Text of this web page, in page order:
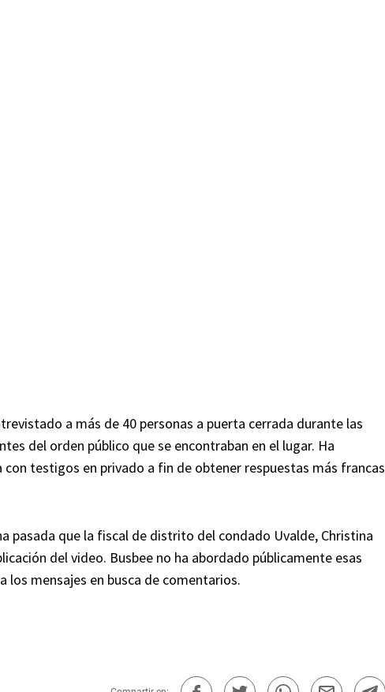
a más de 40 personas a puerta cerrada durante las
del orden público que se encontraban en el lugar. Ha
testigos en privado a fin de obtener respuestas más francas
pasada que la fiscal de distrito del condado Uvalde, Christina
del video. Busbee no ha abordado públicamente esas
los mensajes en busca de comentarios.